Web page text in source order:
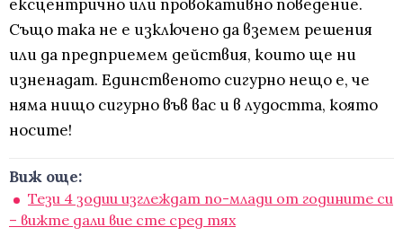
ексцентрично или провокативно поведение.
Също така не е изключено да вземем решения
или да предприемем действия, които ще ни
изненадат. Единственото сигурно нещо е, че
няма нищо сигурно във вас и в лудостта, която
носите!
Виж още:
Тези 4 зодии изглеждат по-млади от годините си
– вижте дали вие сте сред тях